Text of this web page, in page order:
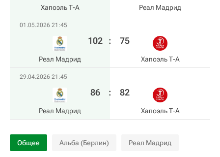
Хапоэль Т-А Реал Мадрид
01.05.2026 21:45
Реал Мадрид
102 : 75
Хапоэль Т-А
29.04.2026 21:45
Реал Мадрид
86 : 82
Хапоэль Т-А
Общее Альба (Берлин) Реал Мадрид